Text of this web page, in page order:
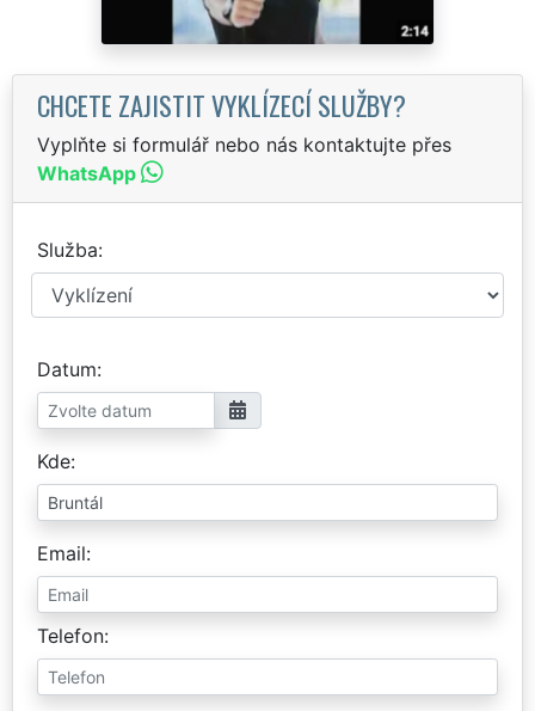
CHCETE ZAJISTIT VYKLÍZECÍ SLUŽBY?
Vyplňte si formulář nebo nás kontaktujte přes
WhatsApp
Služba
Datum
Kde
Email
Telefon